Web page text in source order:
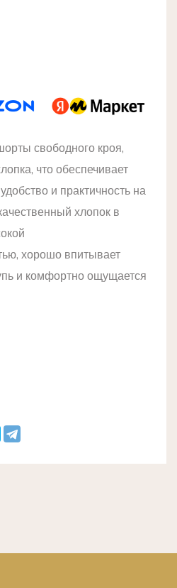
свободного кроя,
что обеспечивает
и практичность на
хлопок в
хорошо впитывает
и комфортно ощущается